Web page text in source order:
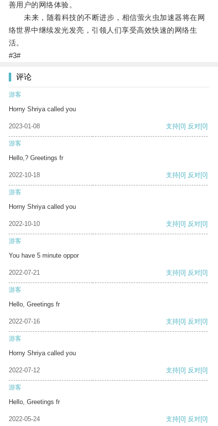
善用户的网络体验。
未来，随着科技的不断进步，相信萤火虫加速器将在网
络世界中继续发光发亮，引领人们享受高效快速的网络生
活。
#3#
评论
游客
Horny Shriya called you
2023-01-08 支持[0] 反对[0]
游客
Hello,? Greetings fr
2022-10-18 支持[0] 反对[0]
游客
Horny Shriya called you
2022-10-10 支持[0] 反对[0]
游客
You have 5 minute oppor
2022-07-21 支持[0] 反对[0]
游客
Hello, Greetings fr
2022-07-16 支持[0] 反对[0]
游客
Horny Shriya called you
2022-07-12 支持[0] 反对[0]
游客
Hello, Greetings fr
2022-05-24 支持[0] 反对[0]